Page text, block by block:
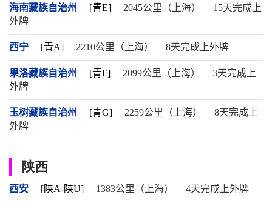
海南藏族自治州 [青E] 2045公里（上海）
15天完成上
外牌
西宁 [青A] 2210公里（上海） 8天完成上外牌
果洛藏族自治州 [青F] 2099公里（上海）
3天完成上
外牌
玉树藏族自治州 [青G] 2259公里（上海）
8天完成上
外牌
陕西
西安 [陕A-陕U] 1383公里（上海） 4天完成上外牌